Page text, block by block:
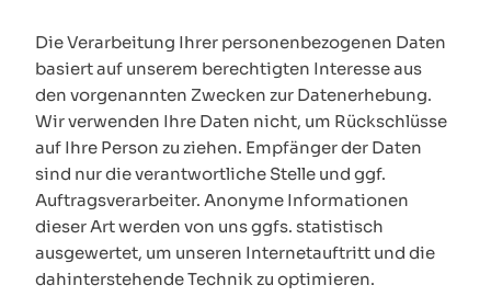
Die Verarbeitung Ihrer personenbezogenen Daten
basiert auf unserem berechtigten Interesse aus
den vorgenannten Zwecken zur Datenerhebung.
Wir verwenden Ihre Daten nicht, um Rückschlüsse
auf Ihre Person zu ziehen. Empfänger der Daten
sind nur die verantwortliche Stelle und ggf.
Auftragsverarbeiter. Anonyme Informationen
dieser Art werden von uns ggfs. statistisch
ausgewertet, um unseren Internetauftritt und die
dahinterstehende Technik zu optimieren.